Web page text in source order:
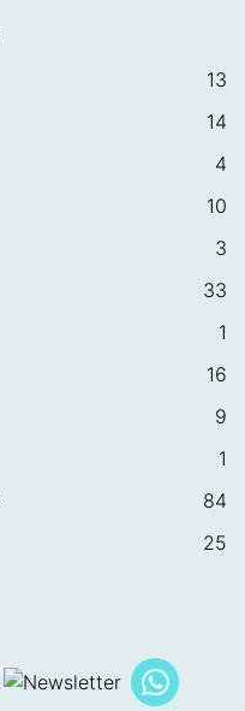
13
14
4
10
3
33
1
16
9
1
84
25